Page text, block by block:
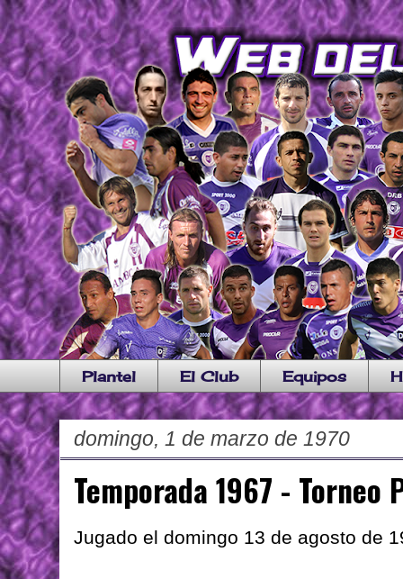
Plantel El Club Equipos
domingo, 1 de marzo de 1970
Temporada 1967 - Torneo
Jugado el domingo 13 de agosto de